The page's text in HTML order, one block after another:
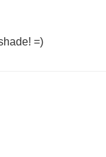
=)